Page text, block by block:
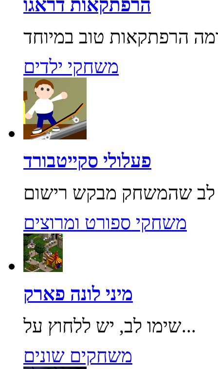
הרפתקאות דראגו
משחקי ילדים
פעלולי סקייטבורד
משחקי ספורט ומרוצים
מיני לונה פארק
שימו לב, יש ללחוץ על...
משחקים שונים